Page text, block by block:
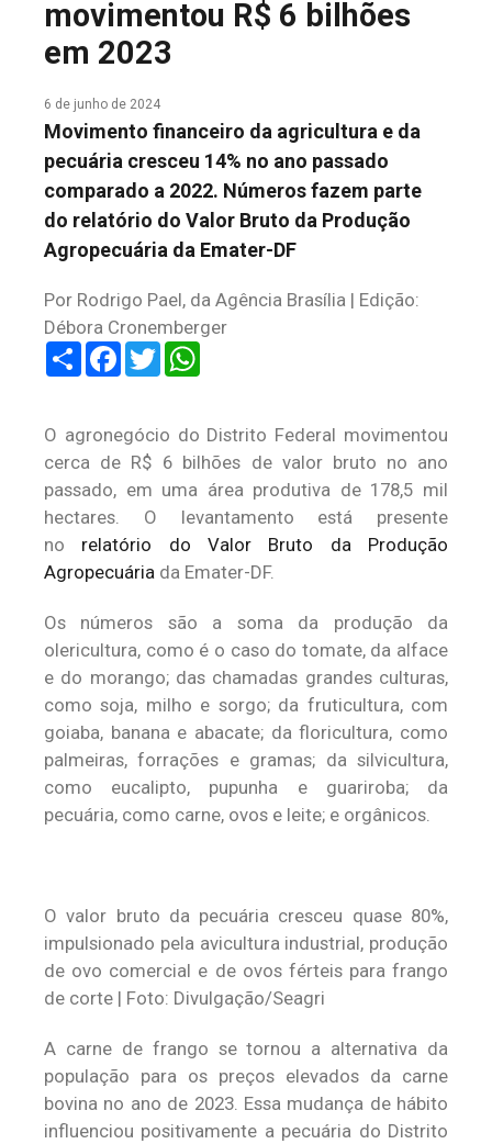
FALE CONOSCO
movimentou R$ 6 bilhões
em 2023
6 de junho de 2024
Movimento financeiro da agricultura e da
pecuária cresceu 14% no ano passado
comparado a 2022. Números fazem parte
do relatório do Valor Bruto da Produção
Agropecuária da Emater-DF
Por Rodrigo Pael, da Agência Brasília | Edição:
Débora Cronemberger
ShareFacebook
Twitter
O agronegócio do Distrito Federal movimentou
cerca de R$ 6 bilhões de valor bruto no ano
passado, em uma área produtiva de 178,5 mil
hectares. O levantamento está presente
no relatório do Valor Bruto da Produção
Agropecuária da Emater-DF.
Os números são a soma da produção da
olericultura, como é o caso do tomate, da alface
e do morango; das chamadas grandes culturas,
como soja, milho e sorgo; da fruticultura, com
goiaba, banana e abacate; da floricultura, como
palmeiras, forrações e gramas; da silvicultura,
como eucalipto, pupunha e guariroba; da
pecuária, como carne, ovos e leite; e orgânicos.
O valor bruto da pecuária cresceu quase 80%,
impulsionado pela avicultura industrial, produção
de ovo comercial e de ovos férteis para frango
de corte | Foto: Divulgação/Seagri
A carne de frango se tornou a alternativa da
população para os preços elevados da carne
bovina no ano de 2023. Essa mudança de hábito
influenciou positivamente a pecuária do Distrito